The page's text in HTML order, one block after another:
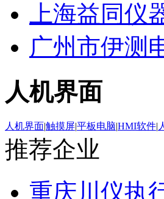
上海益同仪
广州市伊测
人机界面
人机界面|触摸屏|平板电脑|HMI软件|
推荐企业
重庆川仪执